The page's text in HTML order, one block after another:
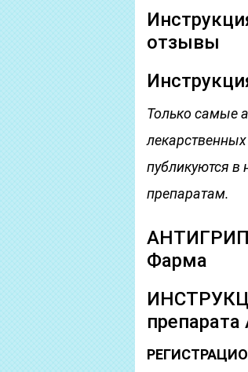
отзывы
Только самые
публикуются в
препаратам.
Фарма